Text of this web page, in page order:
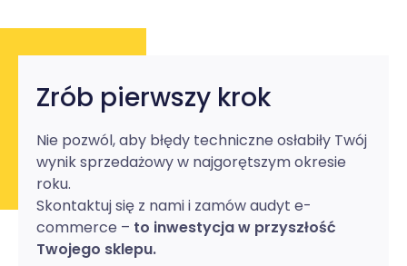
Zrób pierwszy krok
Nie pozwól, aby błędy techniczne osłabiły Twój
wynik sprzedażowy w najgorętszym okresie
roku.
Skontaktuj się z nami i zamów audyt e-
commerce – to inwestycja w przyszłość
Twojego sklepu.